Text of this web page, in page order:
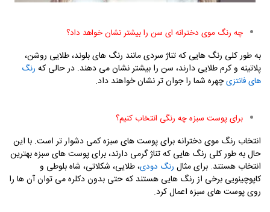
چه رنگ موی دخترانه ای سن را بیشتر نشان خواهد داد؟
به طور کلی رنگ هایی که تناژ سردی مانند رنگ های بلوند، طلایی روشن،
پلاتینه و کرم طلایی دارند، سن را بیشتر نشان می دهند. در حالی که رنگ
های فانتزیچهره شما را جوان تر نشان خواهند داد.
برای پوست سبزه چه رنگی انتخاب کنیم؟
انتخاب رنگ موی دخترانه برای پوست های سبزه کمی دشوار تر است. با این
حال به طور کلی رنگ هایی که تناژ گرمی دارند، برای پوست های سبزه بهترین
انتخاب هستند. برای مثال رنگ دودی، طلایی، شکلاتی، شاه بلوطی و
کاپوچینویی برخی از رنگ هایی هستند که حتی بدون دکلره می توان آن ها را
روی پوست های سبزه اعمال کرد.